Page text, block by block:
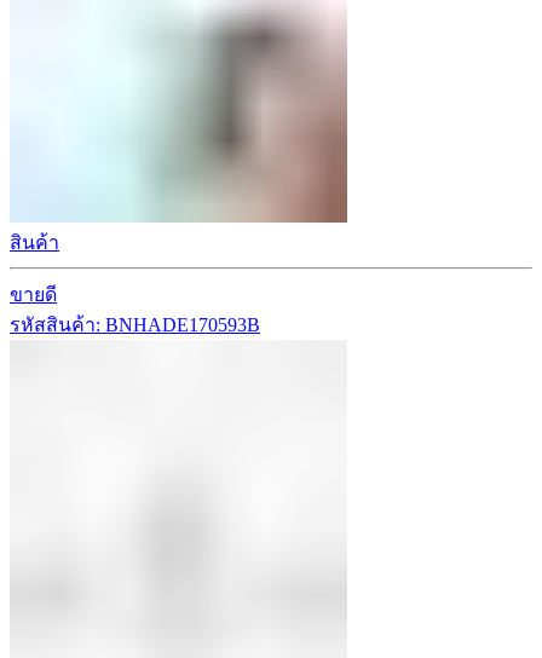
สินค้า
ขายดี
รหัสสินค้า: BNHADE170593B